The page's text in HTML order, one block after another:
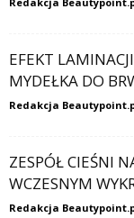
EFEKT
MYDEŁKA DO
Redakcja
ZESPÓŁ CIEŚNI
WCZESNYM
Redakcja